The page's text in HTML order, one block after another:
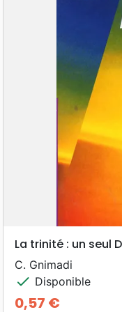
La trinité : un seul
C. Gnimadi
check Disponible
0,57 €